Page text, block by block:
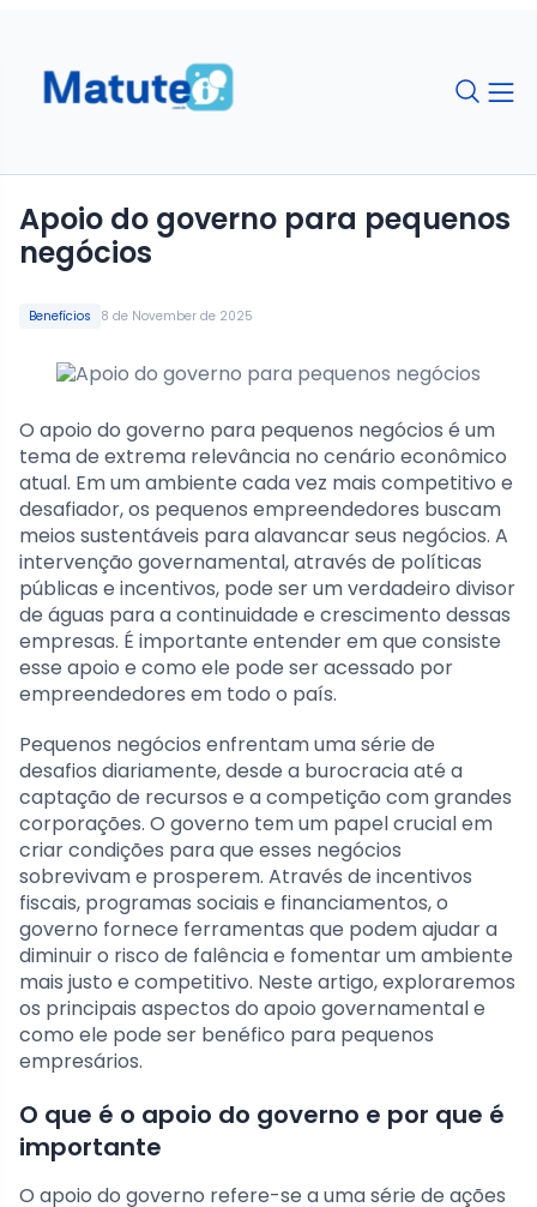
Benefícios 8 de November de 2025
Apoio do governo para pequenos
negócios
O apoio do governo para pequenos negócios é um
tema de extrema relevância no cenário econômico
atual. Em um ambiente cada vez mais competitivo e
desafiador, os pequenos empreendedores buscam
meios sustentáveis para alavancar seus negócios. A
intervenção governamental, através de políticas
públicas e incentivos, pode ser um verdadeiro divisor
de águas para a continuidade e crescimento dessas
empresas. É importante entender em que consiste
esse apoio e como ele pode ser acessado por
empreendedores em todo o país.
Pequenos negócios enfrentam uma série de
desafios diariamente, desde a burocracia até a
captação de recursos e a competição com grandes
corporações. O governo tem um papel crucial em
criar condições para que esses negócios
sobrevivam e prosperem. Através de incentivos
fiscais, programas sociais e financiamentos, o
governo fornece ferramentas que podem ajudar a
diminuir o risco de falência e fomentar um ambiente
mais justo e competitivo. Neste artigo, exploraremos
os principais aspectos do apoio governamental e
como ele pode ser benéfico para pequenos
empresários.
O que é o apoio do governo e por que é
importante
O apoio do governo refere-se a uma série de ações